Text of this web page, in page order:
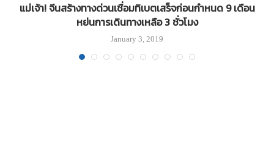
แม่เจ้า! จีนสร้างทางด่วนเชื่อมทิเบตเสร็จก่อนกำหนด 9 เดือน
หย่นการเดินทางเหลือ 3 ชั่วโมง
January 3, 2019